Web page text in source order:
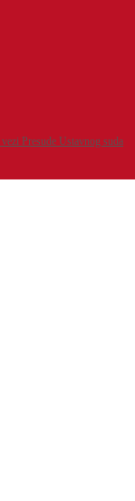
Presude Ustavnog suda